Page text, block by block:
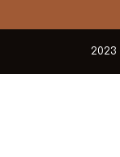
2023